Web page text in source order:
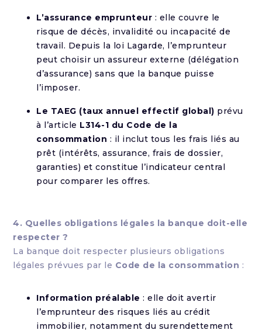
L’assurance emprunteur : elle couvre le
risque de décès, invalidité ou incapacité de
travail. Depuis la loi Lagarde, l’emprunteur
peut choisir un assureur externe (délégation
d’assurance) sans que la banque puisse
l’imposer.
Le TAEG (taux annuel effectif global) prévu
à l’article L314-1 du Code de la
consommation : il inclut tous les frais liés au
prêt (intérêts, assurance, frais de dossier,
garanties) et constitue l’indicateur central
pour comparer les offres.
4. Quelles obligations légales la banque doit-elle
respecter ?
La banque doit respecter plusieurs obligations
légales prévues par le Code de la consommation :
Information préalable : elle doit avertir
l’emprunteur des risques liés au crédit
immobilier, notamment du surendettement